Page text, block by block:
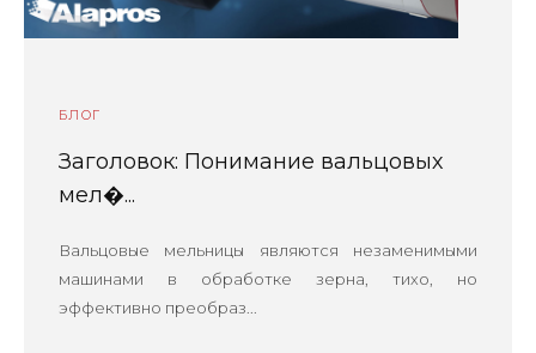
БЛОГ
Заголовок: Понимание вальцовых
мел�...
Вальцовые мельницы являются незаменимыми
машинами в обработке зерна, тихо, но
эффективно преобраз...